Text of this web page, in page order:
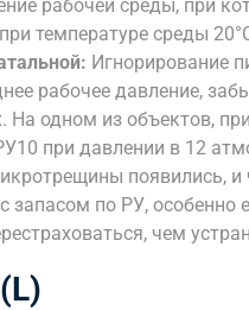
рабочей среды, при
температуре среды
Игнорирование
рабочее давление,
На одном из объектов,
при давлении в 12
появились, и
запасом по РУ, особенно
чем